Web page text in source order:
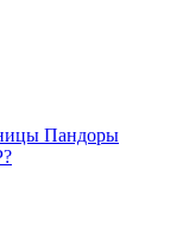
Пандоры